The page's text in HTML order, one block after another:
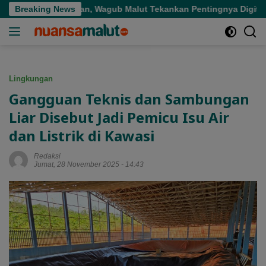
Langsung
ke
Breaking News
Sasaran, Wagub Malut Tekankan Pentingnya Digitalisasi
Lingkungan
Gangguan Teknis dan Sambungan
Liar Disebut Jadi Pemicu Isu Air
dan Listrik di Kawasi
Redaksi
Jumat, 28 November 2025 - 14:43